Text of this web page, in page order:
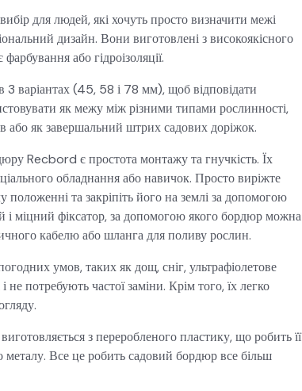
для людей, які хочуть просто визначити межі
дизайн. Вони виготовлені з високоякісного
або гідроізоляції.
3 варіантах (45, 58 і 78 мм), щоб відповідати
як межу між різними типами рослинності,
або як завершальний штрих садових доріжок.
Recbord є простота монтажу та гнучкість. Їх
обладнання або навичок. Просто виріжте
положенні та закріпіть його на землі за допомогою
міцний фіксатор, за допомогою якого бордюр можна
кабелю або шланга для поливу рослин.
умов, таких як дощ, сніг, ультрафіолетове
потребують частої заміни. Крім того, їх легко
з переробленого пластику, що робить її
металу. Все це робить садовий бордюр все більш